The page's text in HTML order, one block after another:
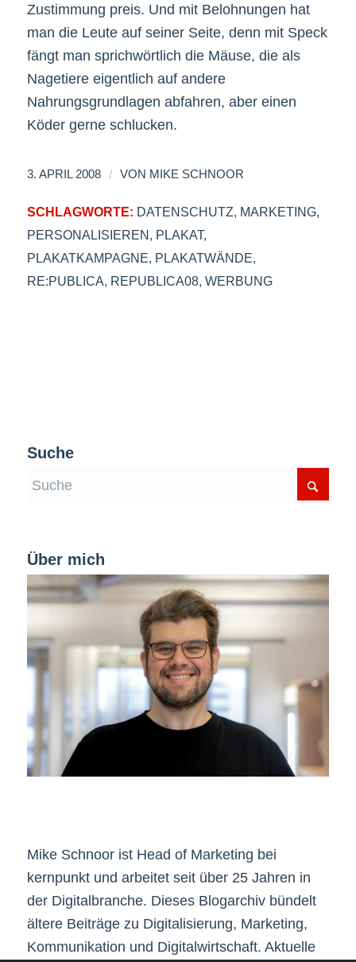
Zustimmung preis. Und mit Belohnungen hat
man die Leute auf seiner Seite, denn mit Speck
fängt man sprichwörtlich die Mäuse, die als
Nagetiere eigentlich auf andere
Nahrungsgrundlagen abfahren, aber einen
Köder gerne schlucken.
3. APRIL 2008 / VON MIKE SCHNOOR
SCHLAGWORTE: DATENSCHUTZ, MARKETING,
PERSONALISIEREN, PLAKAT,
PLAKATKAMPAGNE, PLAKATWÄNDE,
RE:PUBLICA, REPUBLICA08, WERBUNG
Suche
Über mich
Mike Schnoor ist Head of Marketing bei
kernpunkt und arbeitet seit über 25 Jahren in
der Digitalbranche. Dieses Blogarchiv bündelt
ältere Beiträge zu Digitalisierung, Marketing,
Kommunikation und Digitalwirtschaft. Aktuelle